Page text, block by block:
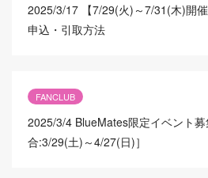
2025/3/17 【7/29(火)～7/31(木)開
申込・引取方法
FANCLUB
2025/3/4 BlueMates限定イベント
合:3/29(土)～4/27(日)］